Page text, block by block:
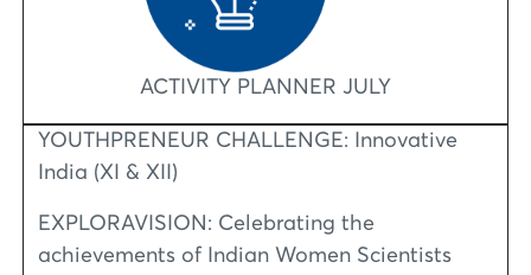
ACTIVITY PLANNER JULY
YOUTHPRENEUR CHALLENGE: Innovative
India (XI & XII)
EXPLORAVISION: Celebrating the
achievements of Indian Women Scientists